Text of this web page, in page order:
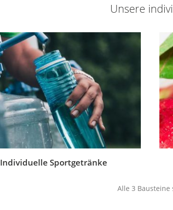
Unsere
Individuelle Sportgetränke
Alle 3